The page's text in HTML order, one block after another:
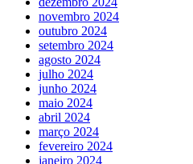
novembro 2024
outubro 2024
setembro 2024
agosto 2024
julho 2024
junho 2024
maio 2024
abril 2024
março 2024
fevereiro 2024
janeiro 2024